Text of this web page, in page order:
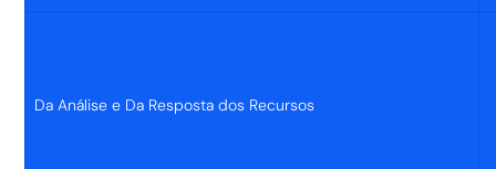
Da Análise e Da Resposta dos Recursos